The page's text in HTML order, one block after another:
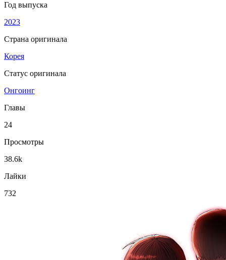
Год выпуска
2023
Страна оригинала
Корея
Статус оригинала
Онгоинг
Главы
24
Просмотры
38.6k
Лайки
732